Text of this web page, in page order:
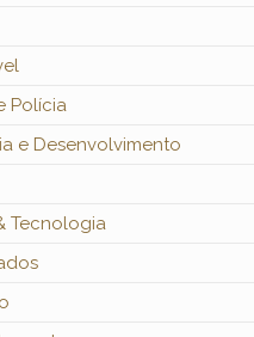
Polícia
e Desenvolvimento
Tecnologia